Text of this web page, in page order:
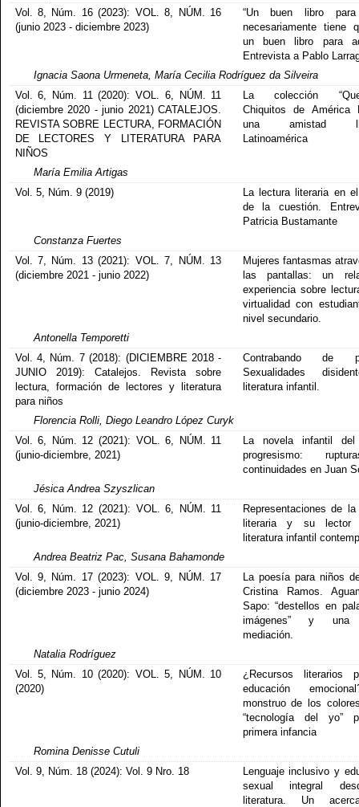
Vol. 8, Núm. 16 (2023): VOL. 8, NÚM. 16
(junio 2023 - diciembre 2023)
“Un buen libro
necesariamente tiene
un buen libro para
Entrevista a Pablo
Ignacia Saona Urmeneta, María Cecilia Rodríguez da Silveira
Vol. 6, Núm. 11 (2020): VOL. 6, NÚM. 11
(diciembre 2020 - junio 2021) CATALEJOS.
REVISTA SOBRE LECTURA, FORMACIÓN
DE LECTORES Y LITERATURA PARA
NIÑOS
La colección
Chiquitos de América
una amistad
Latinoamérica
María Emilia Artigas
Vol. 5, Núm. 9 (2019)
La lectura literaria en
de la cuestión.
Patricia Bustamante
Constanza Fuertes
Vol. 7, Núm. 13 (2021): VOL. 7, NÚM. 13
(diciembre 2021 - junio 2022)
Mujeres fantasmas
las pantallas: un
experiencia sobre
virtualidad con
nivel secundario.
Antonella Temporetti
Vol. 4, Núm. 7 (2018): (DICIEMBRE 2018 -
JUNIO 2019): Catalejos. Revista sobre
lectura, formación de lectores y literatura
para niños
Contrabando de
Sexualidades
literatura infantil.
Florencia Rolli, Diego Leandro López Curyk
Vol. 6, Núm. 12 (2021): VOL. 6, NÚM. 11
(junio-diciembre, 2021)
La novela infantil
progresismo:
continuidades en Juan
Jésica Andrea Szyszlican
Vol. 6, Núm. 12 (2021): VOL. 6, NÚM. 11
(junio-diciembre, 2021)
Representaciones de
literaria y su
literatura infantil
Andrea Beatriz Pac, Susana Bahamonde
Vol. 9, Núm. 17 (2023): VOL. 9, NÚM. 17
(diciembre 2023 - junio 2024)
La poesía para niños
Cristina Ramos.
Sapo: “destellos en
imágenes” y una
mediación.
Natalia Rodríguez
Vol. 5, Núm. 10 (2020): VOL. 5, NÚM. 10
(2020)
¿Recursos literarios
educación
monstruo de los
“tecnología del yo”
primera infancia
Romina Denisse Cutuli
Vol. 9, Núm. 18 (2024): Vol. 9 Nro. 18
Lenguaje inclusivo y
sexual integral
literatura. Un